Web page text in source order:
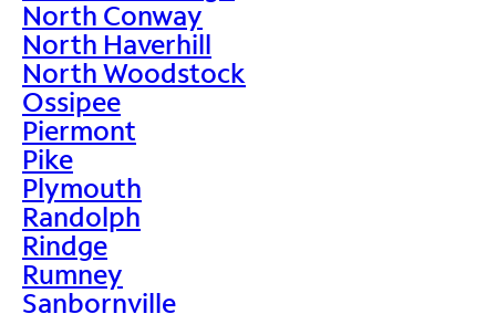
North Conway
North Haverhill
North Woodstock
Ossipee
Piermont
Pike
Plymouth
Randolph
Rindge
Rumney
Sanbornville